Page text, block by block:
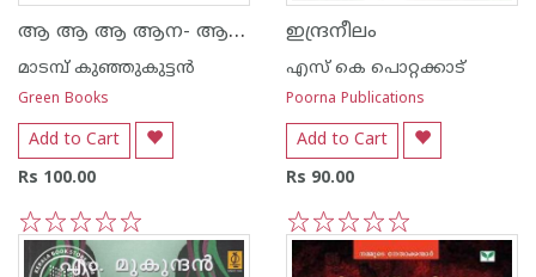
ആ ആ ആ ആന- ആനക്കഥകള്‍
മാടമ്പ് കുഞ്ഞുകുട്ടന്‍
Green Books
Add to Cart
Rs 100.00
5
4
3
2
1
ഇന്ദ്രനീലം
എസ്‌ കെ പൊറ്റക്കാട്‌
Poorna Publications
Add to Cart
Rs 90.00
5
4
3
2
1